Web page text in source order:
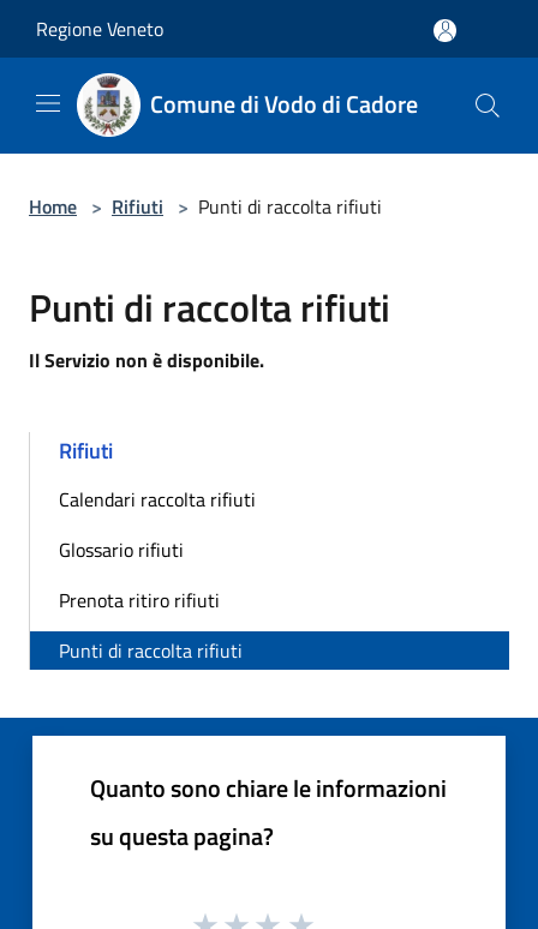
Regione Veneto
Comune di Vodo di Cadore
Home > Rifiuti > Punti di raccolta rifiuti
Punti di raccolta rifiuti
Il Servizio non è disponibile.
Rifiuti
Calendari raccolta rifiuti
Glossario rifiuti
Prenota ritiro rifiuti
Punti di raccolta rifiuti
Quanto sono chiare le informazioni
su questa pagina?